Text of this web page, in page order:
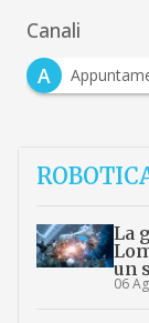
Canali
A
La
un
06